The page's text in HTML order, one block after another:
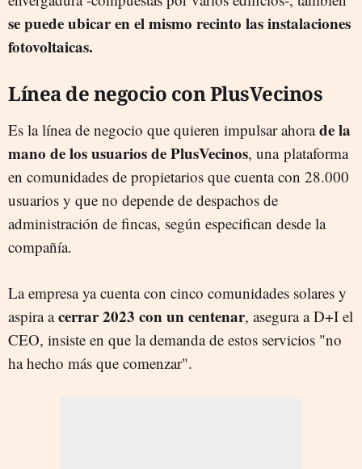
se puede ubicar en el mismo recinto las instalaciones
fotovoltaicas.
Línea de negocio con PlusVecinos
Es la línea de negocio que quieren impulsar ahorade la
mano de los usuarios de PlusVecinos, una plataforma
en comunidades de propietarios que cuenta con 28.000
usuarios y que no depende de despachos de
administración de fincas, según especifican desde la
compañía.
La empresa ya cuenta con cinco comunidades solares y
aspira acerrar 2023 con un centenar, asegura a D+I el
CEO, insiste en que la demanda de estos servicios "no
ha hecho más que comenzar".